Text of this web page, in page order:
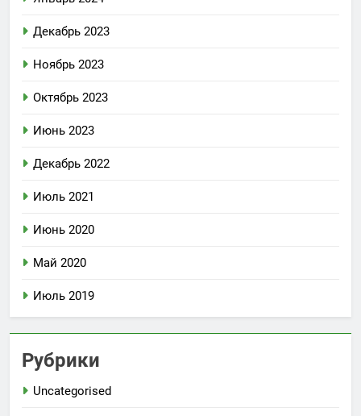
Декабрь 2023
Ноябрь 2023
Октябрь 2023
Июнь 2023
Декабрь 2022
Июль 2021
Июнь 2020
Май 2020
Июль 2019
Рубрики
Uncategorised